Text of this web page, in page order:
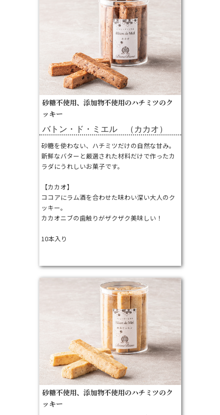
砂糖不使用、添加物不使用のハチミツのク
ッキー
バトン・ド・ミエル （カカオ）
砂糖を使わない、ハチミツだけの自然な甘み。
新鮮なバターと厳選された材料だけで作ったカ
ラダにうれしいお菓子です。
【カカオ】
ココアにラム酒を合わせた味わい深い大人のク
ッキー。
カカオニブの歯触りがザクザク美味しい！
10本入り
砂糖不使用、添加物不使用のハチミツのク
ッキー